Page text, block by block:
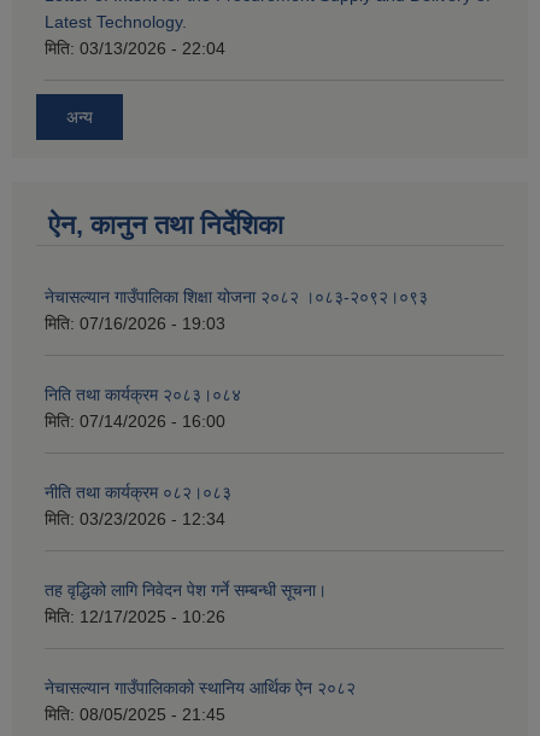
Latest Technology.
मिति: 03/13/2026 - 22:04
अन्य
ऐन, कानुन तथा निर्देशिका
नेचासल्यान गाउँपालिका शिक्षा योजना २०८२ ।०८३-२०९२।०९३
मिति: 07/16/2026 - 19:03
निति तथा कार्यक्रम २०८३।०८४
मिति: 07/14/2026 - 16:00
नीति तथा कार्यक्रम ०८२।०८३
मिति: 03/23/2026 - 12:34
तह वृद्धिको लागि निवेदन पेश गर्ने सम्बन्धी सूचना।
मिति: 12/17/2025 - 10:26
नेचासल्यान गाउँपालिकाको स्थानिय आर्थिक ऐन २०८२
मिति: 08/05/2025 - 21:45